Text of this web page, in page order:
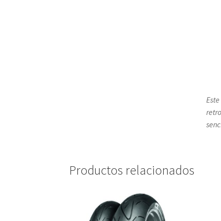
Productos relacionados